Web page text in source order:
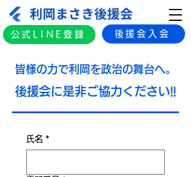
後援会入会
公式LINE登録
​皆様の力で利岡を政治の舞台へ。
後援会に是非ご協力ください!!
氏名 *